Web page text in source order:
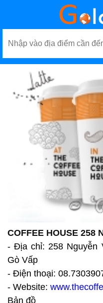
COFFEE HOUSE 258
- Địa chỉ: 258 Nguyễn
Gò Vấp
- Điện thoại:
- Website:
Bản đồ